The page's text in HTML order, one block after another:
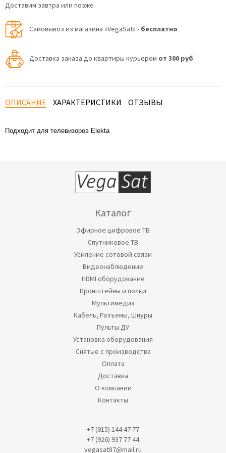
Доставим завтра или позже
Самовывоз из магазина «VegaSat» - бесплатно
Доставка заказа до квартиры курьером от 300 руб.
ОПИСАНИЕ ХАРАКТЕРИСТИКИ ОТЗЫВЫ
Подходит для телевизоров Elekta
Каталог
Эфирное цифровое ТВ
Спутниковое ТВ
Усиление сотовой связи
Видеонаблюдение
HDMI оборудование
Кронштейны и полки
Мультимедиа
Кабель, Разъемы, Шнуры
Пульты ДУ
Установка оборудования
Снятые с производства
Оплата
Доставка
О компании
Контакты
+7 (915) 144 47 77
+7 (926) 937 77 44
vegasat87@mail.ru